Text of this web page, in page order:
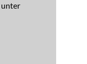
unter